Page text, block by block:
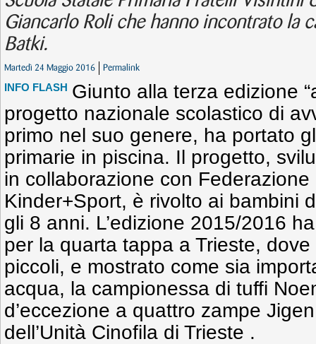
Giancarlo Roli che hanno incontrato la
Batki.
Martedì 24 Maggio 2016 Permalink
INFO FLASH Giunto alla terza edizione
progetto nazionale scolastico di
primo nel suo genere, ha portato
primarie in piscina. Il progetto,
in collaborazione con
Kinder+Sport, è rivolto ai bambini
gli 8 anni. L’edizione 2015/2016
per la quarta tappa a Trieste,
piccoli, e mostrato come sia
acqua, la campionessa di tuffi
d’eccezione a quattro zampe
dell’Unità Cinofila di Trieste .